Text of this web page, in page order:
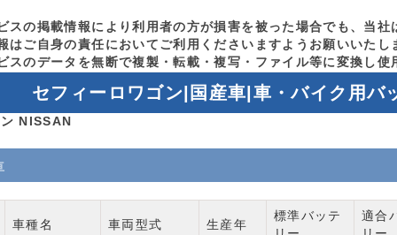
スの掲載情報により利用者の方が損害を被った場合でも、当
はご自身の責任においてご利用くださいますようお願いいたし
スのデータを無断で複製・転載・複写・ファイル等に変換し使
セフィーロワゴン|国産車|車・バイク用バ
NISSAN
車種名 車両型式 生産年
標準バッテ
適合